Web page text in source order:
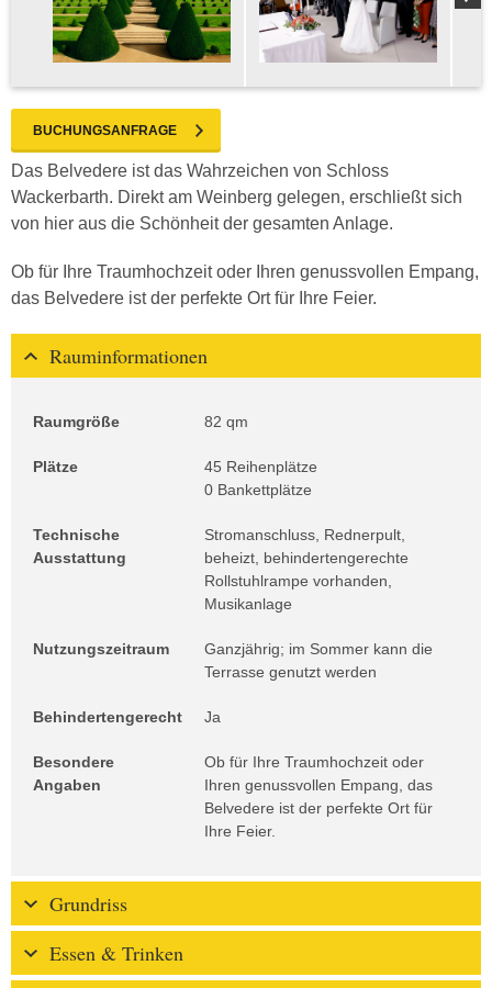
BUCHUNGSANFRAGE
Das Belvedere ist das Wahrzeichen von Schloss
Wackerbarth. Direkt am Weinberg gelegen, erschließt sich
von hier aus die Schönheit der gesamten Anlage.
Ob für Ihre Traumhochzeit oder Ihren genussvollen Empang,
das Belvedere ist der perfekte Ort für Ihre Feier.
Rauminformationen
Raumgröße 82 qm
Plätze
45 Reihenplätze
0 Bankettplätze
Technische
Ausstattung
Stromanschluss, Rednerpult,
beheizt, behindertengerechte
Rollstuhlrampe vorhanden,
Musikanlage
Nutzungszeitraum
Ganzjährig; im Sommer kann die
Terrasse genutzt werden
Behindertengerecht Ja
Besondere
Angaben
Ob für Ihre Traumhochzeit oder
Ihren genussvollen Empang, das
Belvedere ist der perfekte Ort für
Ihre Feier.
Grundriss
Essen & Trinken